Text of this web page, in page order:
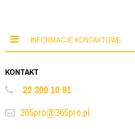
INFORMACJE KONTAKTOWE
KONTAKT
22 300 10 91
365pro@365pro.pl